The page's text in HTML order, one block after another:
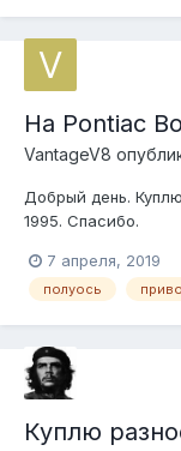
На Pontiac
VantageV8
Добрый день.
1995. Спасибо.
7 апреля, 2019
полуось
Куплю